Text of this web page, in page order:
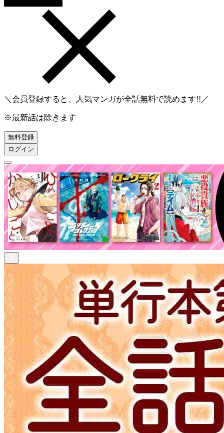
＼会員登録すると、人気マンガが全話無料で読めます!!／
※最新話は除きます
無料登録
ログイン